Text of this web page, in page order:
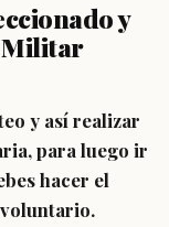
y
Militar
y así realizar
, para luego ir
hacer el